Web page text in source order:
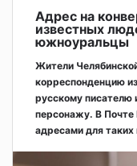
Адрес на
известных
южноуральцы
Жители
корреспонденцию
русскому писателю
персонажу. В Почте
адресами для